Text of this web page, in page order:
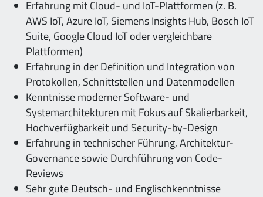
Erfahrung mit Cloud- und IoT-Plattformen (z. B.
AWS IoT, Azure IoT, Siemens Insights Hub, Bosch IoT
Suite, Google Cloud IoT oder vergleichbare
Plattformen)
Erfahrung in der Definition und Integration von
Protokollen, Schnittstellen und Datenmodellen
Kenntnisse moderner Software- und
Systemarchitekturen mit Fokus auf Skalierbarkeit,
Hochverfügbarkeit und Security-by-Design
Erfahrung in technischer Führung, Architektur-
Governance sowie Durchführung von Code-
Reviews
Sehr gute Deutsch- und Englischkenntnisse